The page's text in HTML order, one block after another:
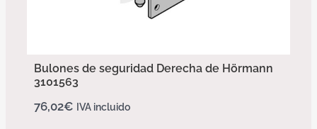
Bulones de seguridad Derecha de Hörmann
3101563
76,02€ IVA incluido